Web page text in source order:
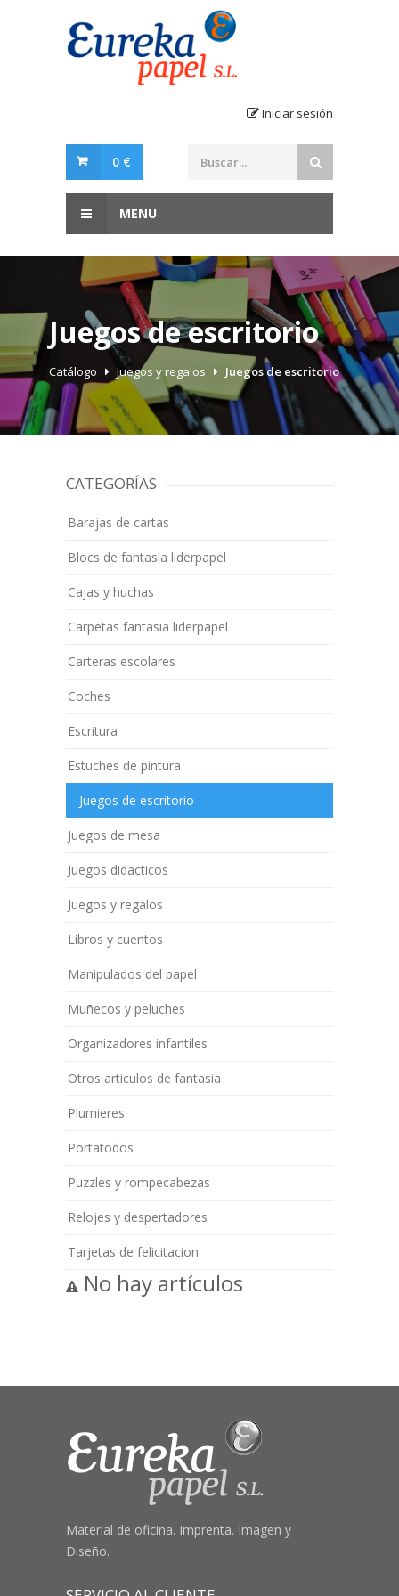
Iniciar sesión
0 €
MENU
Juegos de escritorio
Catálogo Juegos y regalos Juegos de escritorio
CATEGORÍAS
Barajas de cartas
Blocs de fantasia liderpapel
Cajas y huchas
Carpetas fantasia liderpapel
Carteras escolares
Coches
Escritura
Estuches de pintura
Juegos de escritorio
Juegos de mesa
Juegos didacticos
Juegos y regalos
Libros y cuentos
Manipulados del papel
Muñecos y peluches
Organizadores infantiles
Otros articulos de fantasia
Plumieres
Portatodos
Puzzles y rompecabezas
Relojes y despertadores
Tarjetas de felicitacion
No hay artículos
Material de oficina. Imprenta. Imagen y
Diseño.